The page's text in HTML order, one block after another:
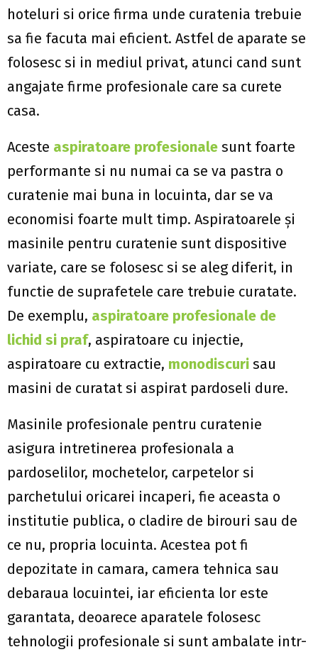
hoteluri si orice firma unde curatenia trebuie
sa fie facuta mai eficient. Astfel de aparate se
folosesc si in mediul privat, atunci cand sunt
angajate firme profesionale care sa curete
casa.
Aceste aspiratoare profesionale sunt foarte
performante si nu numai ca se va pastra o
curatenie mai buna in locuinta, dar se va
economisi foarte mult timp. Aspiratoarele și
masinile pentru curatenie sunt dispositive
variate, care se folosesc si se aleg diferit, in
functie de suprafetele care trebuie curatate.
De exemplu, aspiratoare profesionale de
lichid si praf, aspiratoare cu injectie,
aspiratoare cu extractie, monodiscuri sau
masini de curatat si aspirat pardoseli dure.
Masinile profesionale pentru curatenie
asigura intretinerea profesionala a
pardoselilor, mochetelor, carpetelor si
parchetului oricarei incaperi, fie aceasta o
institutie publica, o cladire de birouri sau de
ce nu, propria locuinta. Acestea pot fi
depozitate in camara, camera tehnica sau
debaraua locuintei, iar eficienta lor este
garantata, deoarece aparatele folosesc
tehnologii profesionale si sunt ambalate intr-